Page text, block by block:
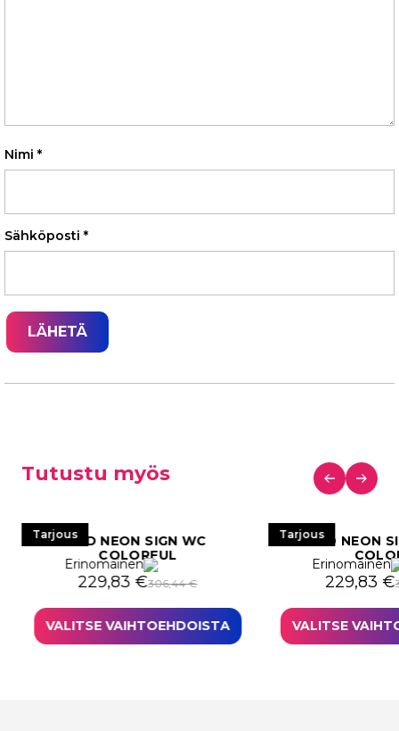
Nimi *
Sähköposti *
Tutustu myös
306,44 €.
TarjousLED NEON SIGN WC
COLORFUL
Erinomainen
306,44€
Alkuperäinen hinta oli: 306,44 €.
229,83 €
Nykyinen hinta on: 229,83 €.
VALITSE VAIHTOEHDOISTA
TarjousLED NEON
Erinomainen
229,83 €
VALITSE